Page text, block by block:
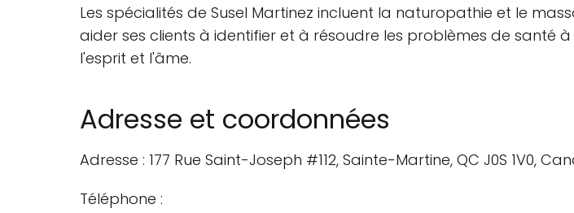
Les spécialités de Susel Martinez incluent la naturopathie et le
aider ses clients à identifier et à résoudre les problèmes de santé
l'esprit et l'âme.
Adresse et coordonnées
Adresse : 177 Rue Saint-Joseph #112, Sainte-Martine, QC J0S 1V0,
Téléphone :